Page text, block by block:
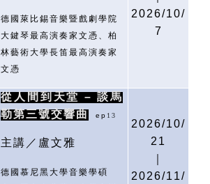
德國萊比錫音樂暨戲劇學院
大鍵琴最高演奏家文憑、柏
林藝術大學長笛最高演奏家
文憑
2026/10/
7
從人間到天堂 – 談馬
勒第三號交響曲
ep 13
主講／盧文雅
德國慕尼黑大學音樂學碩
2026/10/
21
2026/11/